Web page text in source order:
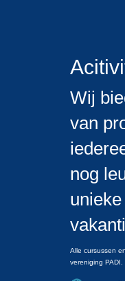
Wij
van
nog
Alle cursussen
vereniging PADI.